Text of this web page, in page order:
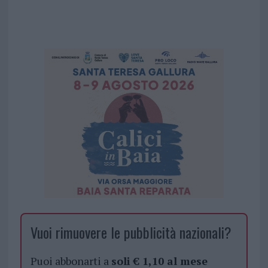
Vuoi rimuovere le pubblicità nazionali?
Puoi abbonarti a soli € 1,10 al mese